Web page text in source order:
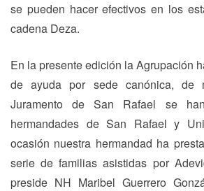
se pueden hacer efectivos en los
cadena Deza.
En la presente edición la Agrupación
de ayuda por sede canónica, de
Juramento de San Rafael se
hermandades de San Rafael y
ocasión nuestra hermandad ha
serie de familias asistidas por
preside NH Maribel Guerrero